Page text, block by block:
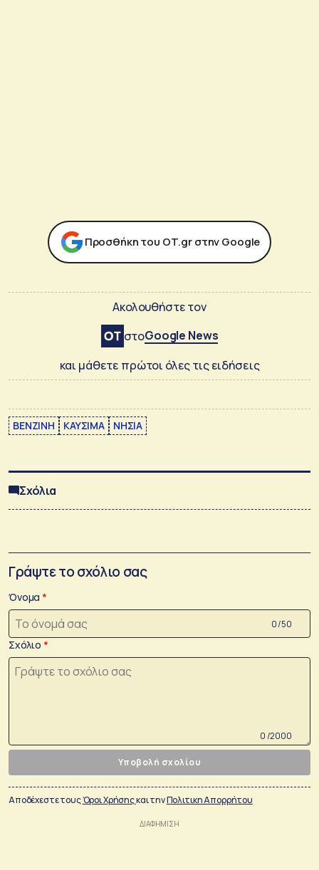
Προσθήκη του ΟΤ.gr στην Google
Ακολουθήστε τον
στοGoogle News
και μάθετε πρώτοι όλες τις ειδήσεις
ΒΕΝΖΙΝΗ ΚΑΥΣΙΜΑ ΝΗΣΙΑ
Σχόλια
Γράψτε το σχόλιο σας
Όνομα
0 /50
Σχόλιο
0 /2000
Υποβολή σχολίου
Αποδέχεστε τουςΌροι Χρήσηςκαι τηνΠολιτικη Απορρήτου